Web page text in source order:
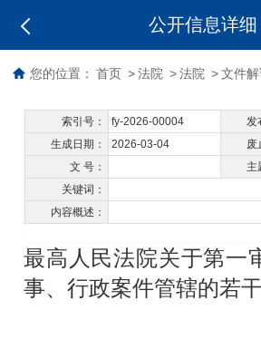
公开信息详细
您的位置： 首页 > 法院 > 法院 > 文件
索引号： fy-2026-00004
发
生成日期：
2026-03-04
废
文 号：
主
关键词：
内容概述：
最高人民法院关于第一
事、行政案件管辖的若